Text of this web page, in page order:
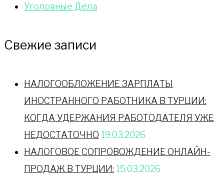
Уголовные Дела
Свежие записи
НАЛОГООБЛОЖЕНИЕ ЗАРПЛАТЫ
ИНОСТРАННОГО РАБОТНИКА В ТУРЦИИ:
КОГДА УДЕРЖАНИЯ РАБОТОДАТЕЛЯ УЖЕ
НЕДОСТАТОЧНО 19.03.2026
НАЛОГОВОЕ СОПРОВОЖДЕНИЕ ОНЛАЙН-
ПРОДАЖ В ТУРЦИИ: 15.03.2026